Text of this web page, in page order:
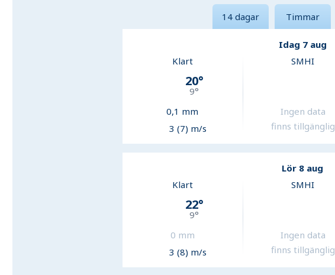
14 dagar Timmar
Idag 7 aug
Klart
20°
9°
0,1 mm
3 (7) m/s
SMHI
Ingen data
finns tillgänglig
Lör 8 aug
Klart
22°
9°
0 mm
3 (8) m/s
SMHI
Ingen data
finns tillgänglig